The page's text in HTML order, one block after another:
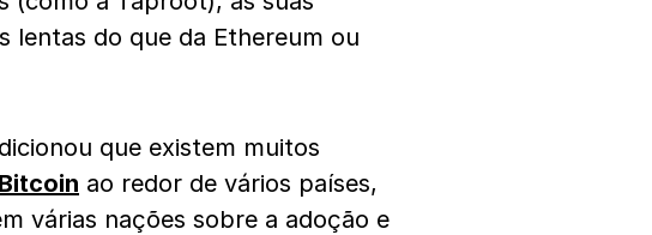
lentas do que da Ethereum ou
que existem muitos
ao redor de vários países,
várias nações sobre a adoção e